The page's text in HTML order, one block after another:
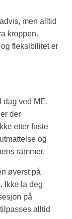
men alltid
kroppen.
fleksibilitet er
dag ved ME.
der
etter faste
og
rammer.
øverst på
. Ikke la deg
på
alltid